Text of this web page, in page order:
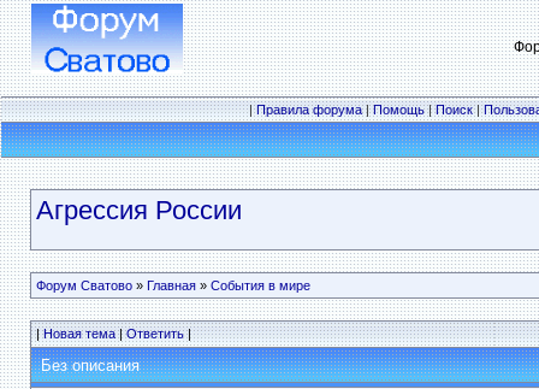
|Правила форума|Помощь|Поиск|
Агрессия России
Форум Сватово» Главная» События в мире
|Новая тема|Ответить|
Без описания